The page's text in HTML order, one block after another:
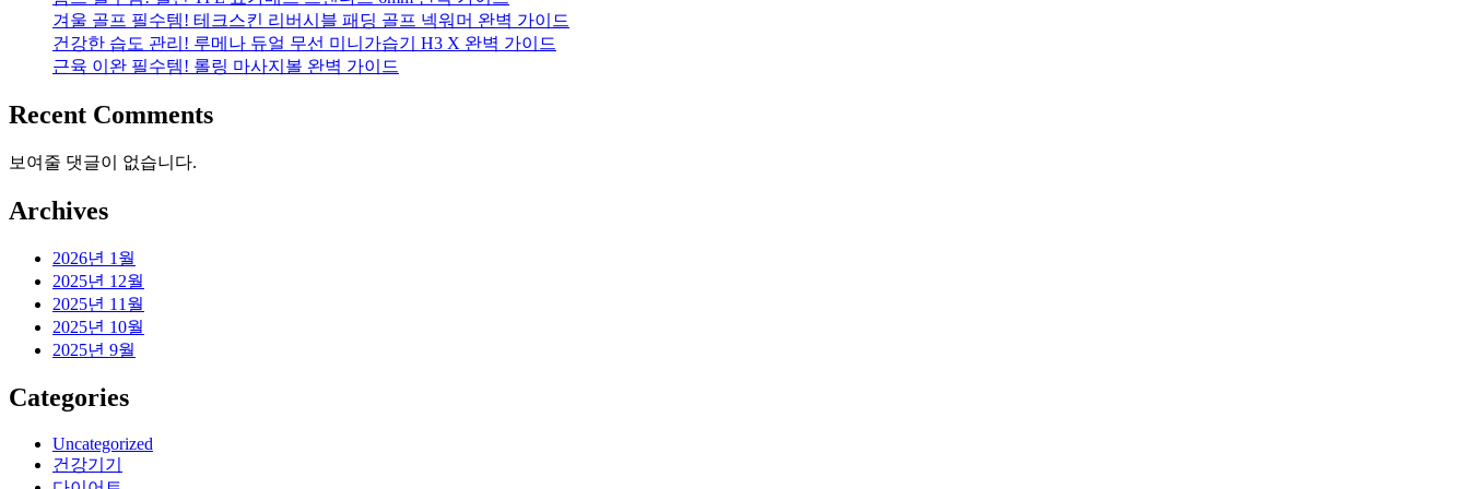
겨울 골프 필수템! 테크스킨 리버시블 패딩 골프 넥워머 완벽 가이드
건강한 습도 관리! 루메나 듀얼 무선 미니가습기 H3 X 완벽 가이드
근육 이완 필수템! 롤링 마사지볼 완벽 가이드
Recent Comments
보여줄 댓글이 없습니다.
Archives
2026년 1월
2025년 12월
2025년 11월
2025년 10월
2025년 9월
Categories
Uncategorized
건강기기